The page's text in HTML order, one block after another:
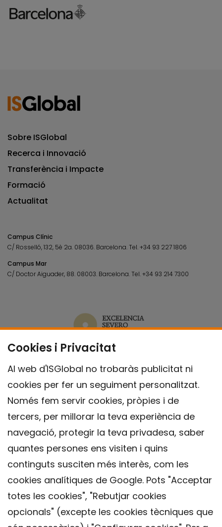
Cookies i Privacitat
Al web d'ISGlobal no trobaràs publicitat ni
cookies per fer un seguiment personalitzat.
Només fem servir cookies, pròpies i de
tercers, per millorar la teva experiència de
navegació, protegir la teva privadesa, saber
quantes persones ens visiten i quins
continguts susciten més interès, com les
cookies analítiques de Google. Pots "Acceptar
totes les cookies", "Rebutjar cookies
opcionals" (excepte les cookies tècniques que
Sobre ISGlobal
Recerca i Innovació
Transferència i Impacte
Formació
Actualitat
Campus Clínic
C/ Rosselló, 132, 5è 2a. 08036. Barcelona.Tel.+34 93 227 1806
Campus Mar
C/ Doctor Aiguader, 88. 08003. Barcelona.Tel.+34 93 214 7300
Contacte